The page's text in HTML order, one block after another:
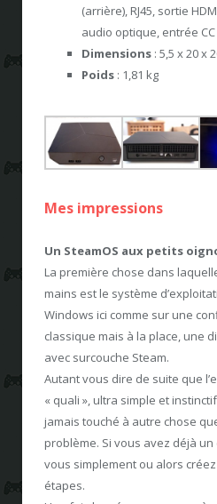
(arrière), RJ45, sortie
audio optique, entrée CC
Dimensions : 5,5 x 20 x
Poids : 1,81 kg
Mes impressions
Un SteamOS aux petits
La première chose dans
mains est le système
Windows ici comme sur une
classique mais à la place, une
avec surcouche Steam.
Autant vous dire de suite que
« quali », ultra simple et
jamais touché à autre chose
problème. Si vous avez déjà
vous simplement ou alors
étapes.